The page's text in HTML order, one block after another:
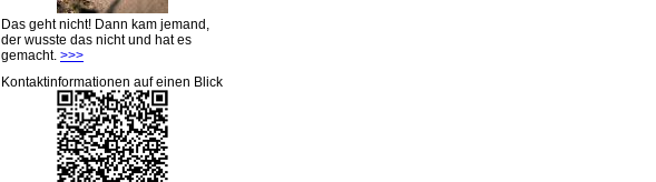
Das geht nicht! Dann kam jemand,
der wusste das nicht und hat es
gemacht. >>>
Kontaktinformationen auf einen Blick